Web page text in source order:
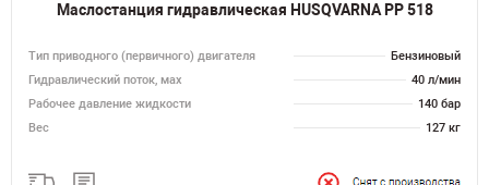
Маслостанция гидравлическая HUSQVARNA PP 518
Тип приводного (первичного) двигателя
Бензиновый
Гидравлический поток, мах
40 л/мин
Рабочее давление жидкости
140 бар
Вес
127 кг